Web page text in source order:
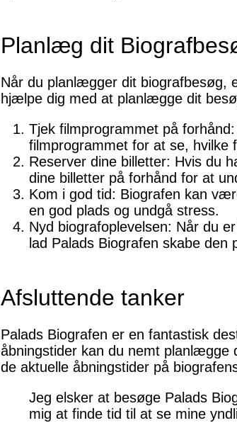
Planlæg dit
Når du planlægger dit biografbesøg,
hjælpe dig med at planlægge dit
Tjek filmprogrammet på
filmprogrammet for at se, hvilke
Reserver dine billetter: Hvis du
dine billetter på forhånd for at
Kom i god tid: Biografen kan
en god plads og undgå stress.
Nyd biografoplevelsen: Når du
lad Palads Biografen skabe den
Afsluttende tanker
Palads Biografen er en fantastisk
åbningstider kan du nemt planlægge
de aktuelle åbningstider på
Jeg elsker at besøge Palads
mig at finde tid til at se mine